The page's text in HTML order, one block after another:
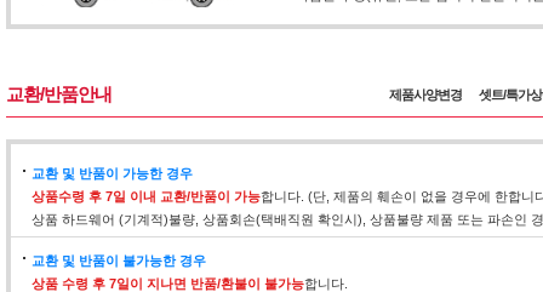
교환/반품안내 제품사양변경 셋트/특가
교환 및 반품이 가능한 경우
상품수령 후 7일 이내 교환/반품이 가능합니다. (단, 제품의 훼손이 없을 경우에 한합니
상품 하드웨어 (기계적)불량, 상품회손(택배직원 확인시), 상품불량 제품 또는 파손인
교환 및 반품이 불가능한 경우
상품 수령 후 7일이 지나면 반품/환불이 불가능합니다.